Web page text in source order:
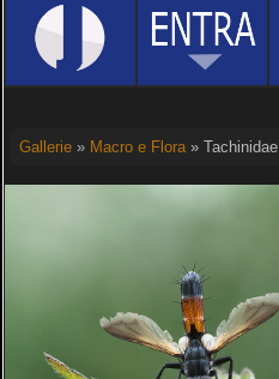
Gallerie» Macro e Flora» Tachinidae